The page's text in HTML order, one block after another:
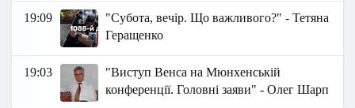
19:09
"Субота, вечір. Що важливого?" - Тетяна
Геращенко
19:03
"Виступ Венса на Мюнхенській
конференції. Головні заяви" - Олег Шарп